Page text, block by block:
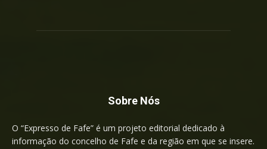
Sobre Nós
O “Expresso de Fafe” é um projeto editorial dedicado à
informação do concelho de Fafe e da região em que se insere.